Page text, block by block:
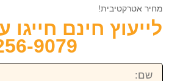
מחיר אטרקטיבית!
9079
שם: